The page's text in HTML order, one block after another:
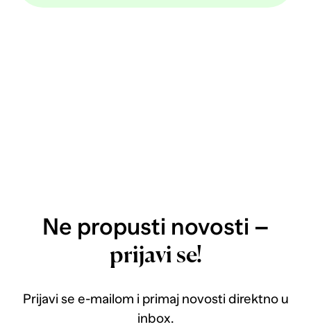
Ne propusti novosti –
prijavi se!
Prijavi se e-mailom i primaj novosti direktno u
inbox.